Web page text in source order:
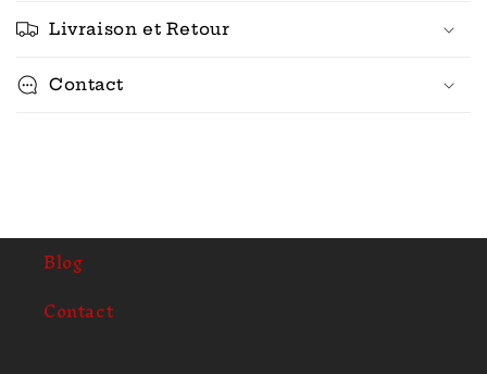
o
n
t
e
d
Livraison et Retour
Contact
Blog
Contact